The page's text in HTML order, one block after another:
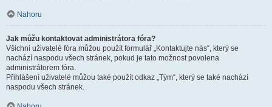
Nahoru
Jak můžu kontaktovat administrátora fóra?
Všichni uživatelé fóra můžou použít formulář „Kontaktujte nás“, který se
nachází naspodu všech stránek, pokud je tato možnost povolena
administrátorem fóra.
Přihlášení uživatelé můžou také použít odkaz „Tým“, který se také nachází
naspodu všech stránek.